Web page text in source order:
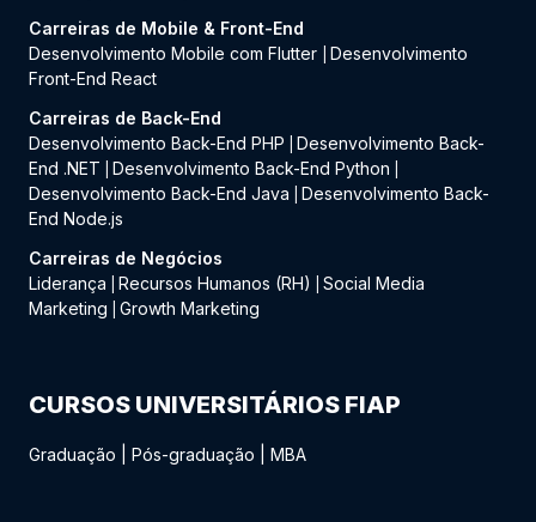
Carreiras de Mobile & Front-End
Desenvolvimento Mobile com Flutter
Desenvolvimento
Front-End React
Carreiras de Back-End
Desenvolvimento Back-End PHP
Desenvolvimento Back-
End .NET
Desenvolvimento Back-End Python
Desenvolvimento Back-End Java
Desenvolvimento Back-
End Node.js
Carreiras de Negócios
Liderança
Recursos Humanos (RH)
Social Media
Marketing
Growth Marketing
CURSOS UNIVERSITÁRIOS FIAP
Graduação Pós-graduação MBA